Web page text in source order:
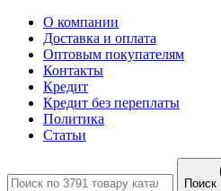
О компании
Доставка и оплата
Оптовым покупателям
Контакты
Кредит
Кредит без переплаты
Политика
Статьи
Поиск